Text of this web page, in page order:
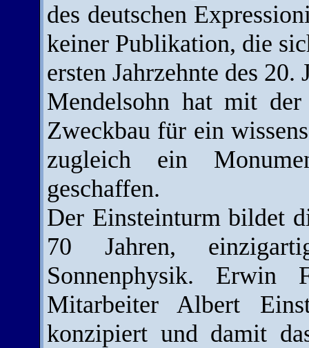
des deutschen
keiner Publikation, die
ersten Jahrzehnte des
Mendelsohn hat mit
Zweckbau für ein
zugleich ein
geschaffen.
Der Einsteinturm bildet
70 Jahren,
Sonnenphysik. Erwin
Mitarbeiter Albert
konzipiert und damit